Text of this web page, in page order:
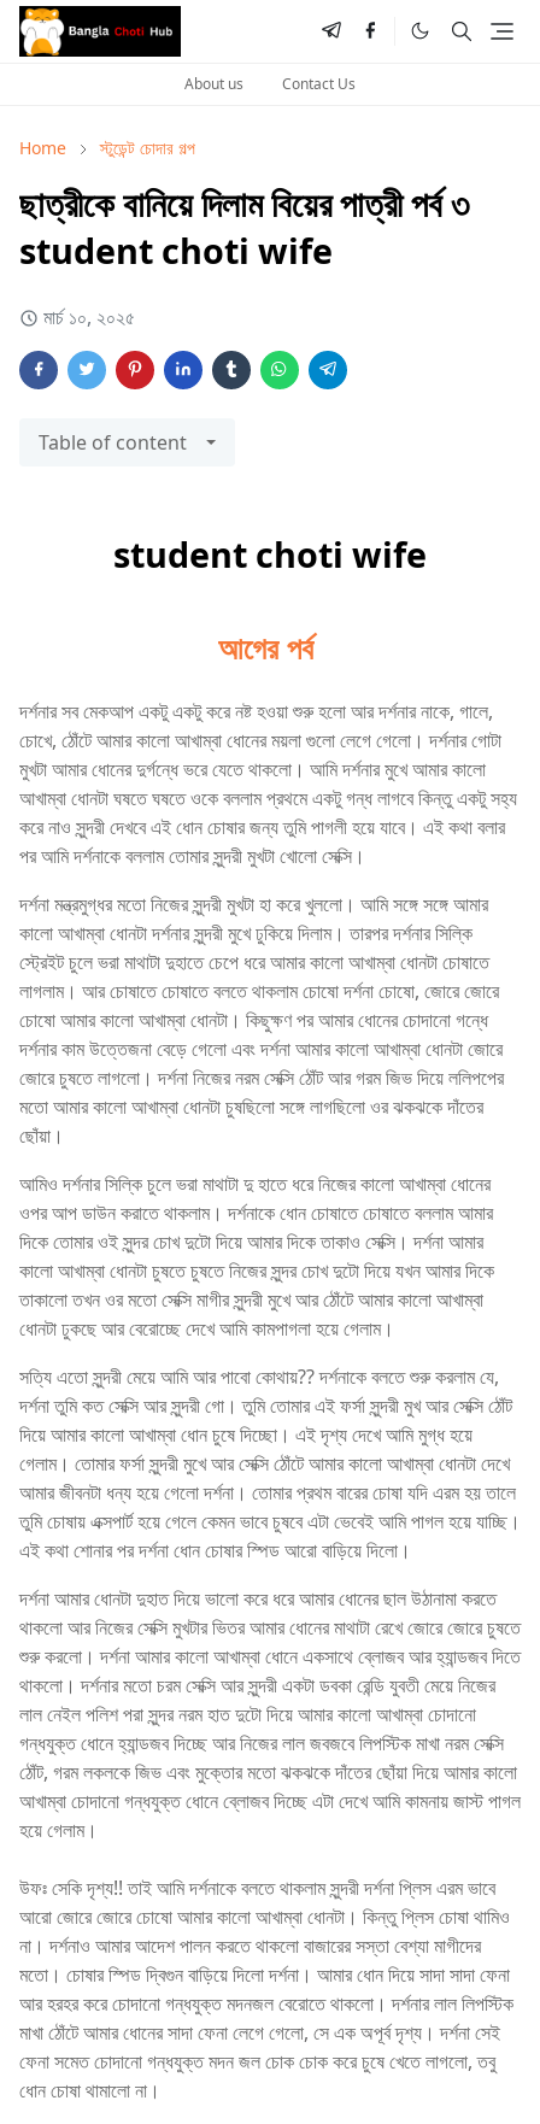
About us Contact Us
Home স্টুডেন্ট চোদার গল্প
ছাত্রীকে বানিয়ে দিলাম বিয়ের পাত্রী পর্ব ৩
student choti wife
মার্চ ১০, ২০২৫
Table of content
student choti wife
আগের পর্ব
দর্শনার সব মেকআপ একটু একটু করে নষ্ট হওয়া শুরু হলো আর দর্শনার নাকে, গালে,
চোখে, ঠোঁটে আমার কালো আখাম্বা ধোনের ময়লা গুলো লেগে গেলো। দর্শনার গোটা
মুখটা আমার ধোনের দুর্গন্ধে ভরে যেতে থাকলো। আমি দর্শনার মুখে আমার কালো
আখাম্বা ধোনটা ঘষতে ঘষতে ওকে বললাম প্রথমে একটু গন্ধ লাগবে কিন্তু একটু সহ্য
করে নাও সুন্দরী দেখবে এই ধোন চোষার জন্য তুমি পাগলী হয়ে যাবে। এই কথা বলার
পর আমি দর্শনাকে বললাম তোমার সুন্দরী মুখটা খোলো সেক্সি।
দর্শনা মন্ত্রমুগ্ধর মতো নিজের সুন্দরী মুখটা হা করে খুললো। আমি সঙ্গে সঙ্গে আমার
কালো আখাম্বা ধোনটা দর্শনার সুন্দরী মুখে ঢুকিয়ে দিলাম। তারপর দর্শনার সিল্কি
স্ট্রেইট চুলে ভরা মাথাটা দুহাতে চেপে ধরে আমার কালো আখাম্বা ধোনটা চোষাতে
লাগলাম। আর চোষাতে চোষাতে বলতে থাকলাম চোষো দর্শনা চোষো, জোরে জোরে
চোষো আমার কালো আখাম্বা ধোনটা। কিছুক্ষণ পর আমার ধোনের চোদানো গন্ধে
দর্শনার কাম উত্তেজনা বেড়ে গেলো এবং দর্শনা আমার কালো আখাম্বা ধোনটা জোরে
জোরে চুষতে লাগলো। দর্শনা নিজের নরম সেক্সি ঠোঁট আর গরম জিভ দিয়ে ললিপপের
মতো আমার কালো আখাম্বা ধোনটা চুষছিলো সঙ্গে লাগছিলো ওর ঝকঝকে দাঁতের
ছোঁয়া।
আমিও দর্শনার সিল্কি চুলে ভরা মাথাটা দু হাতে ধরে নিজের কালো আখাম্বা ধোনের
ওপর আপ ডাউন করাতে থাকলাম। দর্শনাকে ধোন চোষাতে চোষাতে বললাম আমার
দিকে তোমার ওই সুন্দর চোখ দুটো দিয়ে আমার দিকে তাকাও সেক্সি। দর্শনা আমার
কালো আখাম্বা ধোনটা চুষতে চুষতে নিজের সুন্দর চোখ দুটো দিয়ে যখন আমার দিকে
তাকালো তখন ওর মতো সেক্সি মাগীর সুন্দরী মুখে আর ঠোঁটে আমার কালো আখাম্বা
ধোনটা ঢুকছে আর বেরোচ্ছে দেখে আমি কামপাগলা হয়ে গেলাম।
সত্যি এতো সুন্দরী মেয়ে আমি আর পাবো কোথায়?? দর্শনাকে বলতে শুরু করলাম যে,
দর্শনা তুমি কত সেক্সি আর সুন্দরী গো। তুমি তোমার এই ফর্সা সুন্দরী মুখ আর সেক্সি ঠোঁট
দিয়ে আমার কালো আখাম্বা ধোন চুষে দিচ্ছো। এই দৃশ্য দেখে আমি মুগ্ধ হয়ে
গেলাম। তোমার ফর্সা সুন্দরী মুখে আর সেক্সি ঠোঁটে আমার কালো আখাম্বা ধোনটা দেখে
আমার জীবনটা ধন্য হয়ে গেলো দর্শনা। তোমার প্রথম বারের চোষা যদি এরম হয় তালে
তুমি চোষায় এক্সপার্ট হয়ে গেলে কেমন ভাবে চুষবে এটা ভেবেই আমি পাগল হয়ে যাচ্ছি।
এই কথা শোনার পর দর্শনা ধোন চোষার স্পিড আরো বাড়িয়ে দিলো।
দর্শনা আমার ধোনটা দুহাত দিয়ে ভালো করে ধরে আমার ধোনের ছাল উঠানামা করতে
থাকলো আর নিজের সেক্সি মুখটার ভিতর আমার ধোনের মাথাটা রেখে জোরে জোরে চুষতে
শুরু করলো। দর্শনা আমার কালো আখাম্বা ধোনে একসাথে ব্লোজব আর হ্যান্ডজব দিতে
থাকলো। দর্শনার মতো চরম সেক্সি আর সুন্দরী একটা ডবকা রেন্ডি যুবতী মেয়ে নিজের
লাল নেইল পলিশ পরা সুন্দর নরম হাত দুটো দিয়ে আমার কালো আখাম্বা চোদানো
গন্ধযুক্ত ধোনে হ্যান্ডজব দিচ্ছে আর নিজের লাল জবজবে লিপস্টিক মাখা নরম সেক্সি
ঠোঁট, গরম লকলকে জিভ এবং মুক্তোর মতো ঝকঝকে দাঁতের ছোঁয়া দিয়ে আমার কালো
আখাম্বা চোদানো গন্ধযুক্ত ধোনে ব্লোজব দিচ্ছে এটা দেখে আমি কামনায় জাস্ট পাগল
হয়ে গেলাম।
উফঃ সেকি দৃশ্য!! তাই আমি দর্শনাকে বলতে থাকলাম সুন্দরী দর্শনা প্লিস এরম ভাবে
আরো জোরে জোরে চোষো আমার কালো আখাম্বা ধোনটা। কিন্তু প্লিস চোষা থামিও
না। দর্শনাও আমার আদেশ পালন করতে থাকলো বাজারের সস্তা বেশ্যা মাগীদের
মতো। চোষার স্পিড দ্বিগুন বাড়িয়ে দিলো দর্শনা। আমার ধোন দিয়ে সাদা সাদা ফেনা
আর হরহর করে চোদানো গন্ধযুক্ত মদনজল বেরোতে থাকলো। দর্শনার লাল লিপস্টিক
মাখা ঠোঁটে আমার ধোনের সাদা ফেনা লেগে গেলো, সে এক অপূর্ব দৃশ্য। দর্শনা সেই
ফেনা সমেত চোদানো গন্ধযুক্ত মদন জল চোক চোক করে চুষে খেতে লাগলো, তবু
ধোন চোষা থামালো না।